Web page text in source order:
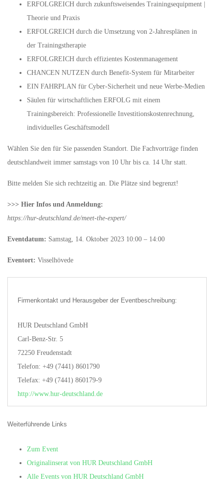
ERFOLGREICH durch zukunftsweisendes Trainingsequipment |
Theorie und Praxis
ERFOLGREICH durch die Umsetzung von 2-Jahresplänen in
der Trainingstherapie
ERFOLGREICH durch effizientes Kostenmanagement
CHANCEN NUTZEN durch Benefit-System für Mitarbeiter
EIN FAHRPLAN für Cyber-Sicherheit und neue Werbe-Medien
Säulen für wirtschaftlichen ERFOLG mit einem
Trainingsbereich: Professionelle Investitionskostenrechnung,
individuelles Geschäftsmodell
Wählen Sie den für Sie passenden Standort. Die Fachvorträge finden
deutschlandweit immer samstags von 10 Uhr bis ca. 14 Uhr statt.
Bitte melden Sie sich rechtzeitig an. Die Plätze sind begrenzt!
>>> Hier Infos und Anmeldung:
https://hur-deutschland.de/meet-the-expert/
Eventdatum: Samstag, 14. Oktober 2023 10:00 – 14:00
Eventort: Visselhövede
Firmenkontakt und Herausgeber der Eventbeschreibung:
HUR Deutschland GmbH
Carl-Benz-Str. 5
72250 Freudenstadt
Telefon: +49 (7441) 8601790
Telefax: +49 (7441) 860179-9
http://www.hur-deutschland.de
Weiterführende Links
Zum Event
Originalinserat von HUR Deutschland GmbH
Alle Events von HUR Deutschland GmbH